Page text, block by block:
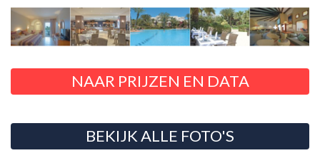
NAAR PRIJZEN EN DATA
BEKIJK ALLE FOTO'S